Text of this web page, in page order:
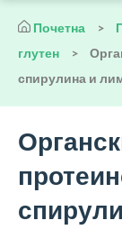
Почетна >
глутен
>
спирулина и